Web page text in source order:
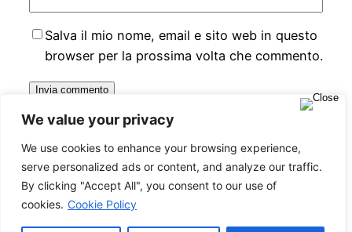
We value your privacy
We use cookies to enhance your browsing experience,
serve personalized ads or content, and analyze our traffic.
By clicking "Accept All", you consent to our use of
cookies. Cookie Policy
Salva il mio nome, email e sito web in questo
browser per la prossima volta che commento.
Evolutiontravel Network Italia
Proudly powered byWordPress